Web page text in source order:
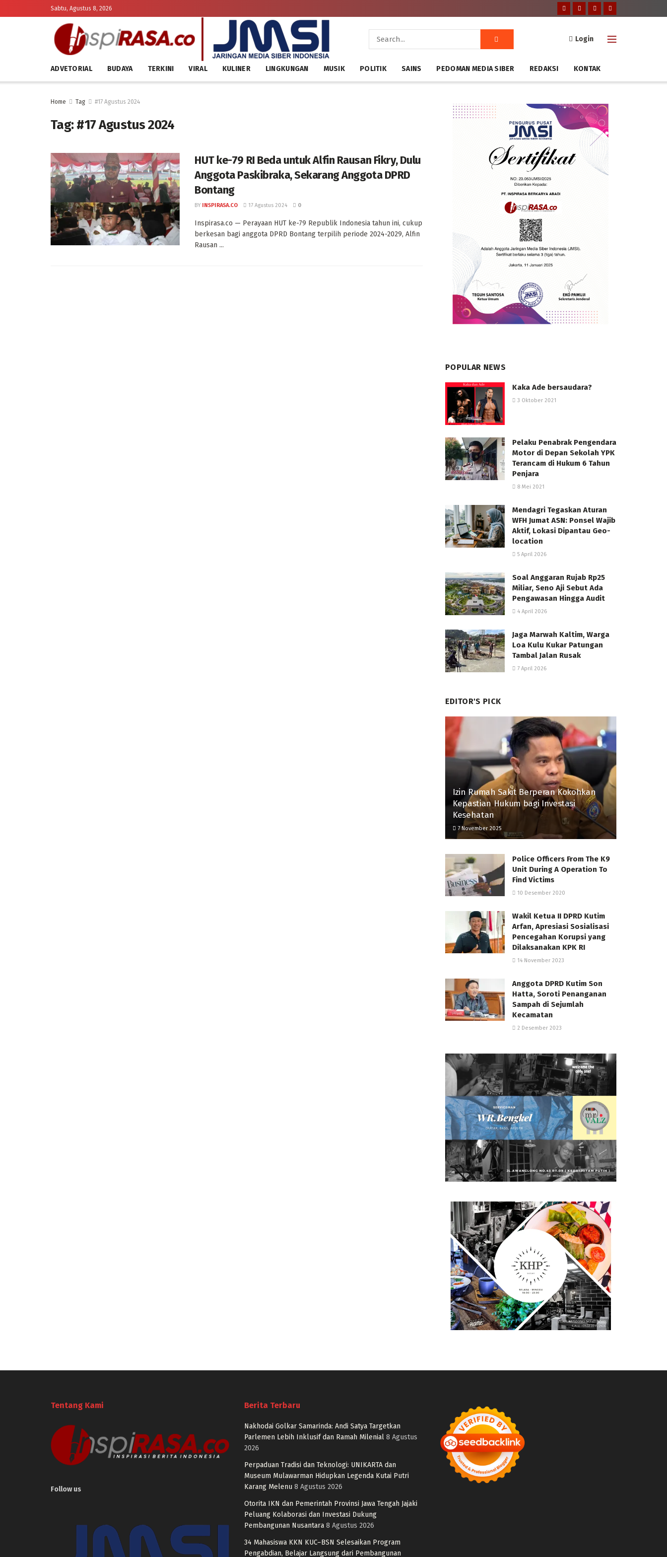
Sabtu, Agustus 8, 2026
Login
ADVETORIAL BUDAYA TERKINI VIRAL KULINER LINGKUNGAN MUSIK POLITIK SAINS PEDOMAN MEDIA SIBER REDAKSI KONTAK
Home Tag #17 Agustus 2024
Tag:#17 Agustus 2024
HUT ke-79 RI Beda untuk Alfin Rausan Fikry, Dulu
Anggota Paskibraka, Sekarang Anggota DPRD
Bontang
BY INSPIRASA.CO 17 Agustus 2024 0
Inspirasa.co — Perayaan HUT ke-79 Republik Indonesia tahun ini, cukup
berkesan bagi anggota DPRD Bontang terpilih periode 2024-2029, Alfin
Rausan ...
POPULAR NEWS
Kaka Ade bersaudara?
3 Oktober 2021
Pelaku Penabrak Pengendara
Motor di Depan Sekolah YPK
Terancam di Hukum 6 Tahun
Penjara
8 Mei 2021
Mendagri Tegaskan Aturan
WFH Jumat ASN: Ponsel Wajib
Aktif, Lokasi Dipantau Geo-
location
5 April 2026
Soal Anggaran Rujab Rp25
Miliar, Seno Aji Sebut Ada
Pengawasan Hingga Audit
4 April 2026
Jaga Marwah Kaltim, Warga
Loa Kulu Kukar Patungan
Tambal Jalan Rusak
7 April 2026
EDITOR'S PICK
Izin Rumah Sakit Berperan Kokohkan
Kepastian Hukum bagi Investasi
Kesehatan
7 November 2025
Police Officers From The K9
Unit During A Operation To
Find Victims
10 Desember 2020
Wakil Ketua II DPRD Kutim
Arfan, Apresiasi Sosialisasi
Pencegahan Korupsi yang
Dilaksanakan KPK RI
14 November 2023
Anggota DPRD Kutim Son
Hatta, Soroti Penanganan
Sampah di Sejumlah
Kecamatan
2 Desember 2023
Tentang Kami
Follow us
Berita Terbaru
Nakhodai Golkar Samarinda: Andi Satya Targetkan
Parlemen Lebih Inklusif dan Ramah Milenial 8 Agustus
2026
Perpaduan Tradisi dan Teknologi: UNIKARTA dan
Museum Mulawarman Hidupkan Legenda Kutai Putri
Karang Melenu 8 Agustus 2026
Otorita IKN dan Pemerintah Provinsi Jawa Tengah Jajaki
Peluang Kolaborasi dan Investasi Dukung
Pembangunan Nusantara 8 Agustus 2026
34 Mahasiswa KKN KUC–BSN Selesaikan Program
Pengabdian, Belajar Langsung dari Pembangunan